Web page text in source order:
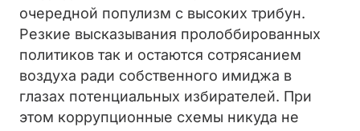
очередной популизм с высоких трибун.
Резкие высказывания пролоббированных
политиков так и остаются сотрясанием
воздуха ради собственного имиджа в
глазах потенциальных избирателей. При
этом коррупционные схемы никуда не